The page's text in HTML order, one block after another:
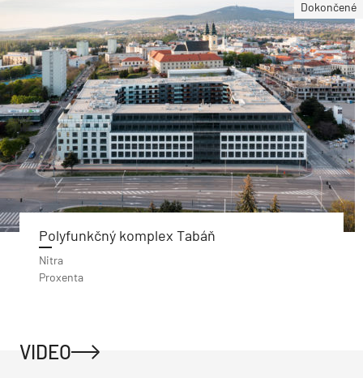
Dokončené
Polyfunkčný komplex Tabáň
Nitra
Proxenta
VIDEO